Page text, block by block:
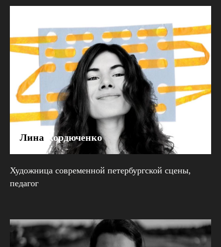
Лина Кордюченко
Художница современной петербургской сцены,
педагог